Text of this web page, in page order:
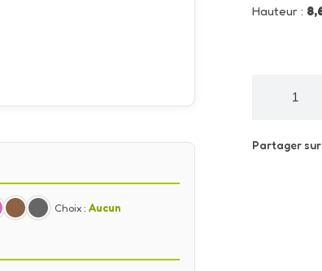
Choix : Aucun
Hauteur :
Partager sur